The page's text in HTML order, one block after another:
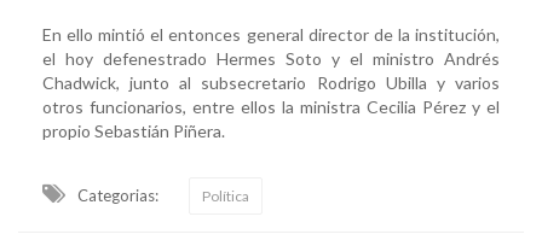
En ello mintió el entonces general director de la institución,
el hoy defenestrado Hermes Soto y el ministro Andrés
Chadwick, junto al subsecretario Rodrigo Ubilla y varios
otros funcionarios, entre ellos la ministra Cecilia Pérez y el
propio Sebastián Piñera.
Categorias: Política